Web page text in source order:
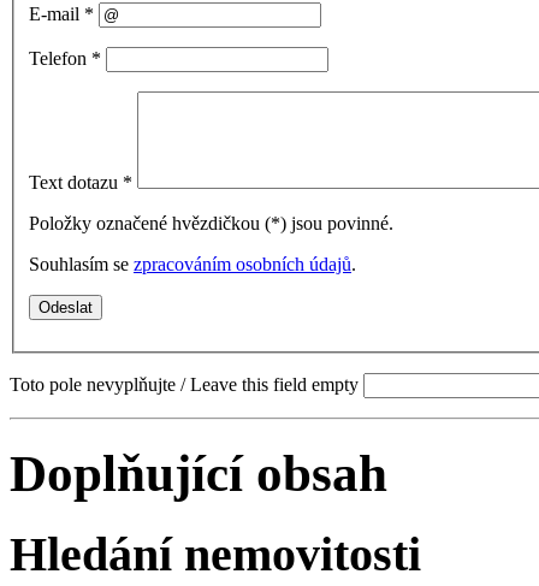
E-mail *
Telefon *
Text dotazu *
Položky označené hvězdičkou (*) jsou povinné.
Souhlasím se zpracováním osobních údajů.
Toto pole nevyplňujte / Leave this field empty
Doplňující obsah
Hledání nemovitosti